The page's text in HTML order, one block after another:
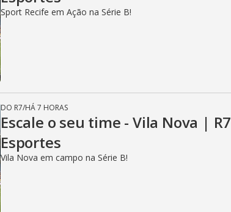
Sport Recife em Ação na Série B!
DO R7/HÁ 7 HORAS
Escale o seu time - Vila Nova | R7
Esportes
Vila Nova em campo na Série B!